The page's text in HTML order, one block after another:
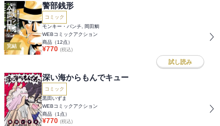
完結
警部銭形
コミック
モンキー・パンチ, 岡田鯛
WEBコミックアクション
商品（12点）
¥770 (税込)
試し読み
深い海からもんでキュー
コミック
黒田いずま
WEBコミックアクション
商品（1 点）
¥770 (税込)